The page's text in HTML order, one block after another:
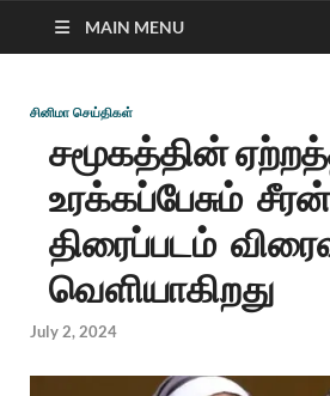
MAIN MENU
சினிமா செய்திகள்
சமூகத்தின்
உரக்கப்பேசும் சீரன்
திரைப்படம்
வெளியாகிறது
July 2, 2024